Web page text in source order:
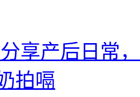
享产后日常
拍嗝